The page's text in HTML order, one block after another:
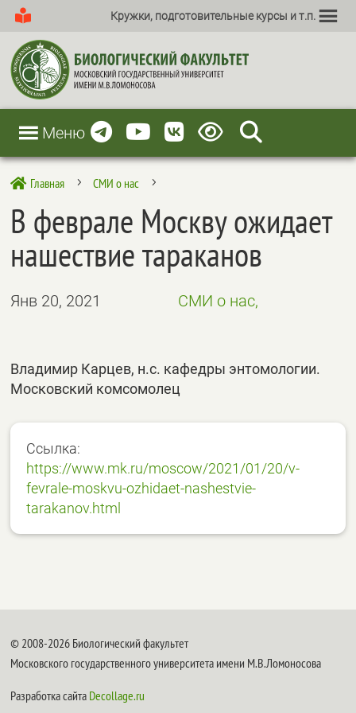
Кружки, подготовительные курсы и т.п.
Меню
 Главная 5 СМИ о нас 5
В феврале Москву ожидает
нашествие тараканов
Янв 20, 2021 СМИ о нас,
Владимир Карцев, н.с. кафедры энтомологии.
Московский комсомолец
Ссылка:
https://www.mk.ru/moscow/2021/01/20/v-
fevrale-moskvu-ozhidaet-nashestvie-
tarakanov.html
© 2008-2026 Биологический факультет
Московского государственного университета имени М.В.Ломоносова
Разработка сайта Decollage.ru